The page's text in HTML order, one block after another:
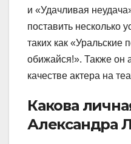
и «Удачливая
поставить несколько
таких как «Уральские
обижайся!». Также он
качестве актера на
Какова
Александра